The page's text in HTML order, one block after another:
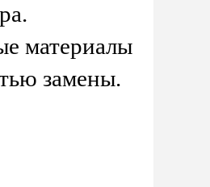
материалы
замены.